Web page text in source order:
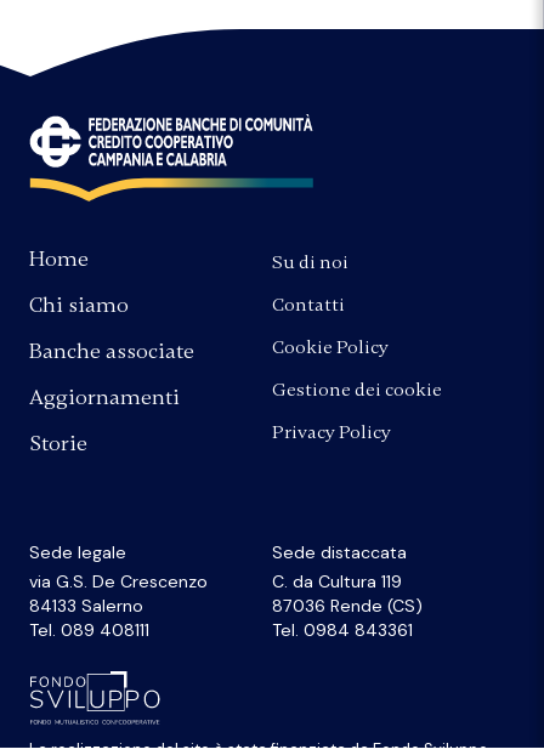
La realizzazione del sitoè stata finanziata daFondo Sviluppo
Sede legale
via G.S. De Crescenzo
84133 Salerno
Tel. 089 408111
Sede distaccata
C. da Cultura 119
87036 Rende (CS)
Tel. 0984 843361
Home
Chi siamo
Banche associate
Aggiornamenti
Storie
Su di noi
Contatti
Cookie Policy
Gestione dei cookie
Privacy Policy